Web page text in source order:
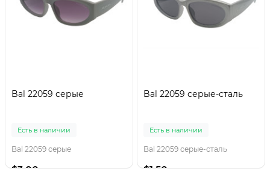
Bal 22059 серые
Есть в наличии
Bal 22059 серые
$3.00
Bal 22059 серые-сталь
Есть в наличии
Bal 22059 серые-сталь
$1.50